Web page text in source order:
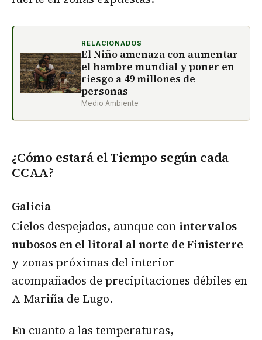
RELACIONADOS
El Niño amenaza con aumentar
el hambre mundial y poner en
riesgo a 49 millones de
personas
Medio Ambiente
¿Cómo estará el Tiempo según cada
CCAA?
Galicia
Cielos despejados, aunque con intervalos
nubosos en el litoral al norte de Finisterre
y zonas próximas del interior
acompañados de precipitaciones débiles en
A Mariña de Lugo.
En cuanto a las temperaturas,